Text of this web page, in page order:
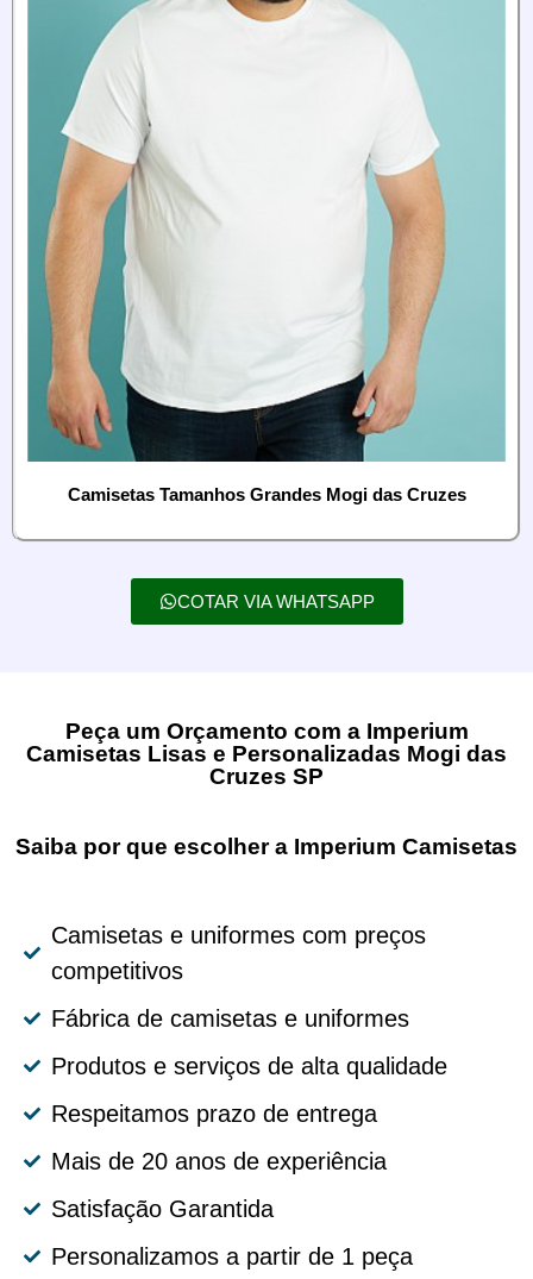
Camisetas Tamanhos Grandes Mogi das Cruzes
COTAR VIA WHATSAPP
Peça um Orçamento com a Imperium
Camisetas Lisas e Personalizadas Mogi das
Cruzes SP
Saiba por que escolher a Imperium Camisetas
Camisetas e uniformes com preços
competitivos
Fábrica de camisetas e uniformes
Produtos e serviços de alta qualidade
Respeitamos prazo de entrega
Mais de 20 anos de experiência
Satisfação Garantida
Personalizamos a partir de 1 peça